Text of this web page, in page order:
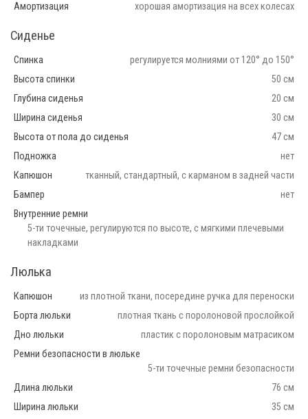
Амортизация
хорошая амортизация на всех колесах
Сиденье
Спинка
регулируется молниями от 120° до 150°
Высота спинки
50 см
Глубина сиденья
20 см
Ширина сиденья
30 см
Высота от пола до сиденья
47 см
Подножка
нет
Капюшон
тканный, стандартный, с карманом в задней части
Бампер
нет
Внутренние ремни
5-ти точечные, регулируются по высоте, с мягкими плечевыми
накладками
Люлька
Капюшон
из плотной ткани, посередине ручка для переноски
Борта люльки
плотная ткань с поролоновой прослойкой
Дно люльки
пластик с поролоновым матрасиком
Ремни безопасности в люльке
5-ти точечные ремни безопасности
Длина люльки
76 см
Ширина люльки
35 см